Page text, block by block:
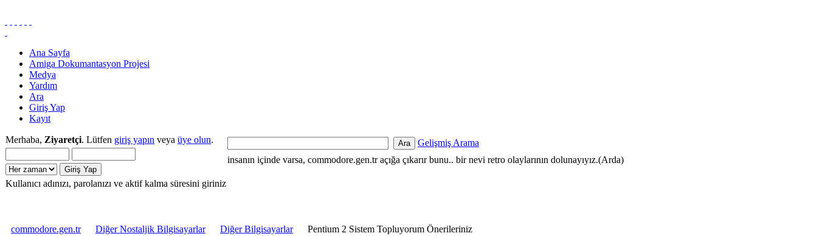
Ana Sayfa
Amiga Dokumantasyon Projesi
Medya
Yardım
Ara
Giriş Yap
Kayıt
Merhaba, Ziyaretçi. Lütfen giriş yapın veya üye olun.
Kullanıcı adınızı, parolanızı ve aktif kalma süresini giriniz
Gelişmiş Arama
insanın içinde varsa, commodore.gen.tr açığa çıkarır bunu.. bir nevi retro olaylarının dolunayıyız.(Arda)
commodore.gen.tr Diğer Nostaljik Bilgisayarlar Diğer Bilgisayarlar
Pentium 2 Sistem Topluyorum Önerileriniz